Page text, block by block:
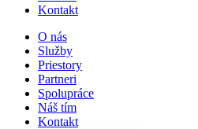
Kontakt
O nás
Služby
Priestory
Partneri
Spolupráce
Náš tím
Kontakt